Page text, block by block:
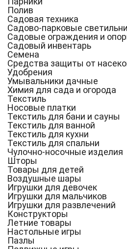
Полив
Садовая техника
Садово-парковые
Садовые ограждения и
Садовый инвентарь
Семена
Средства защиты от
Удобрения
Умывальники дачные
Химия для сада и огорода
Текстиль
Носовые платки
Текстиль для бани и сауны
Текстиль для ванной
Текстиль для кухни
Текстиль для спальни
Чулочно-носочные изделия
Шторы
Товары для детей
Воздушные шары
Игрушки для девочек
Игрушки для мальчиков
Игрушки для развлечений
Конструкторы
Летние товары
Настольные игры
Пазлы